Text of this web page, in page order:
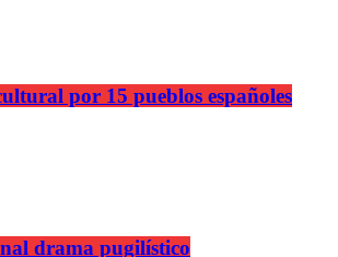
por 15 pueblos españoles
drama pugilístico